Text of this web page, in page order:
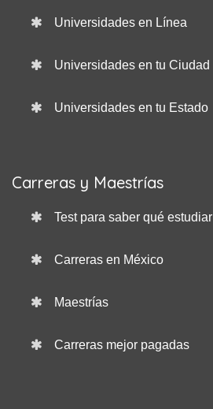
Universidades en Línea
Universidades en tu Ciudad
Universidades en tu Estado
Carreras y Maestrías
Test para saber qué estudiar
Carreras en México
Maestrías
Carreras mejor pagadas